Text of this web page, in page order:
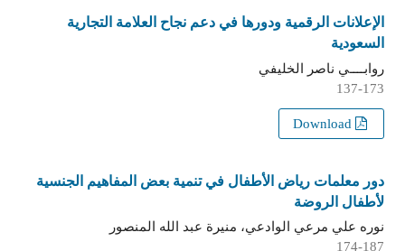
الإعلانات الرقمية ودورها في دعم نجاح العلامة التجارية
السعودية
روابــــي ناصر الخليفي
137-173
Download
دور معلمات رياض الأطفال في تنمية بعض المفاهيم الجنسية
لأطفال الروضة
نوره علي مرعي الوادعي، منيرة عبد الله المنصور
174-187